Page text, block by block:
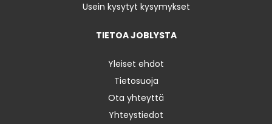
Usein kysytyt kysymykset
TIETOA JOBLYSTA
Yleiset ehdot
Tietosuoja
Ota yhteyttä
Yhteystiedot